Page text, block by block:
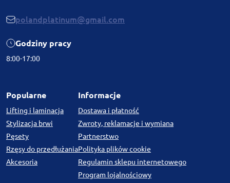
polandplatinum@gmail.com
Godziny pracy
8:00-17:00
Popularne
Lifting i laminacja
Stylizacja brwi
Pęsety
Rzęsy do przedłużania
Akcesoria
Informacje
Dostawa i płatność
Zwroty, reklamacje i wymiana
Partnerstwo
Polityka plików cookie
Regulamin sklepu internetowego
Program lojalnościowy